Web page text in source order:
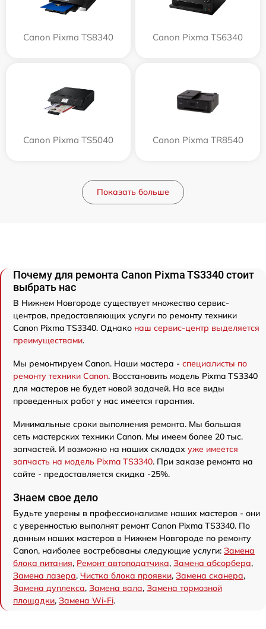
Canon Pixma TS8340 Canon Pixma TS6340
Canon Pixma TS5040 Canon Pixma TR8540
Показать больше
Почему для ремонта Canon Pixma TS3340 стоит
выбрать нас
В Нижнем Новгороде существует множество сервис-
центров, предоставляющих услуги по ремонту техники
Canon Pixma TS3340. Однако наш сервис-центр выделяется
преимуществами.
Мы ремонтируем Canon. Наши мастера - специалисты по
ремонту техники Canon. Восстановить модель Pixma TS3340
для мастеров не будет новой задачей. На все виды
проведенных работ у нас имеется гарантия.
Минимальные сроки выполнения ремонта. Мы большая
сеть мастерских техники Canon. Мы имеем более 20 тыс.
запчастей. И возможно на наших складах уже имеется
запчасть на модель Pixma TS3340. При заказе ремонта на
сайте - предоставляется скидка -25%.
Знаем свое дело
Будьте уверены в профессионализме наших мастеров - они
с уверенностью выполнят ремонт Canon Pixma TS3340. По
данным наших мастеров в Нижнем Новгороде по ремонту
Canon, наиболее востребованы следующие услуги: Замена
блока питания, Ремонт автоподатчика, Замена абсорбера,
Замена лазера, Чистка блока проявки, Замена сканера,
Замена дуплекса, Замена вала, Замена тормозной
площадки, Замена Wi-Fi.